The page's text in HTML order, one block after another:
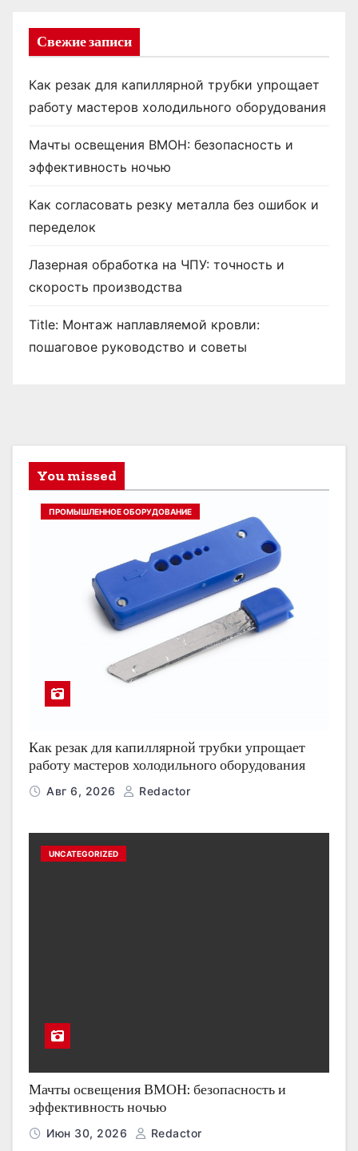
Свежие записи
Как резак для капиллярной трубки упрощает
работу мастеров холодильного оборудования
Мачты освещения ВМОН: безопасность и
эффективность ночью
Как согласовать резку металла без ошибок и
переделок
Лазерная обработка на ЧПУ: точность и
скорость производства
Title: Монтаж наплавляемой кровли:
пошаговое руководство и советы
You missed
ПРОМЫШЛЕННОЕ ОБОРУДОВАНИЕ
Как резак для капиллярной трубки упрощает
работу мастеров холодильного оборудования
Авг 6, 2026 Redactor
UNCATEGORIZED
Мачты освещения ВМОН: безопасность и
эффективность ночью
Июн 30, 2026 Redactor